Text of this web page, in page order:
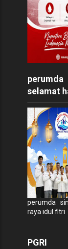
selamat
perumda
raya idul fitri
PGRI